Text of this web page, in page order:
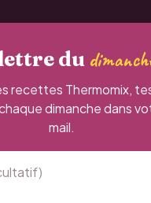
du
recettes Thermomix,
dimanche dans
mail.